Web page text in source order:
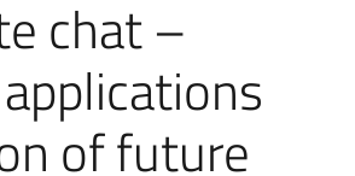
chat –
applications
of future